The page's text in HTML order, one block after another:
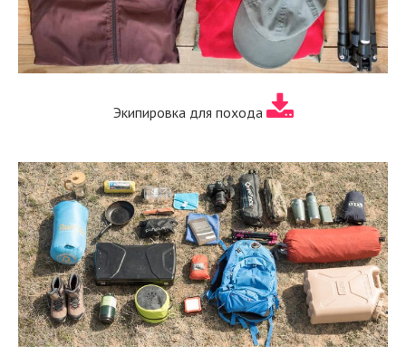
Экипировка для похода